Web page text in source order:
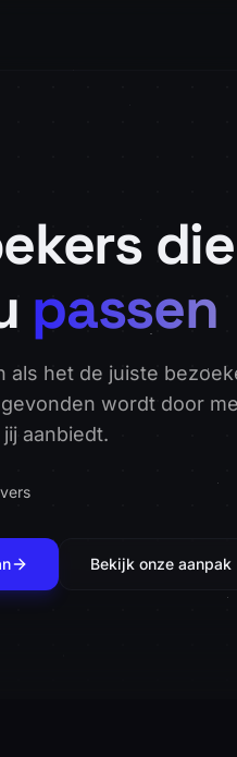
die
passen
als het de juiste
wordt door
aanbiedt.
Bekijk onze aanpak